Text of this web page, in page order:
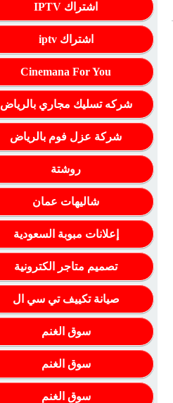
اشتراك IPTV
اشتراك iptv
Cinemana For You
شركه تسليك مجاري بالرياض
شركة عزل فوم بالرياض
روشتة
شاليهات عمان
إعلانات مبوبة السعودية
تصميم متاجر الكترونية
صيانة تكييف تي سي ال
سوق الغنم
سوق الغنم
سوق الغنم